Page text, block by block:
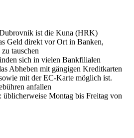
ist die Kuna (HRK)
Geld direkt vor Ort in Banken,
tauschen
sich in vielen Bankfilialen
Abheben mit gängigen Kreditkarten
mit der EC-Karte möglich ist.
anfallen
Montag bis Freitag von